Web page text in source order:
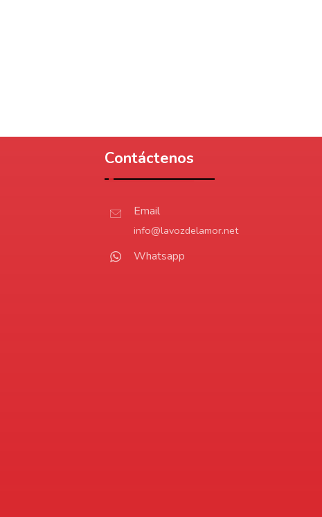
Contáctenos
Email
info@lavozdelamor.net
Whatsapp